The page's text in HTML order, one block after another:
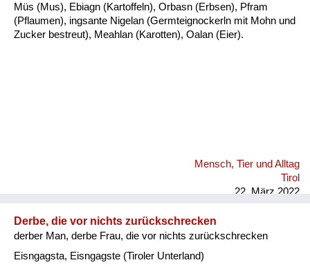
Müs (Mus), Ebiagn (Kartoffeln), Orbasn (Erbsen), Pfram
(Pflaumen), ingsante Nigelan (Germteignockerln mit Mohn und
Zucker bestreut), Meahlan (Karotten), Oalan (Eier).
Mensch, Tier und Alltag
Tirol
22. März 2022
Derbe, die vor nichts zurückschrecken
derber Man, derbe Frau, die vor nichts zurückschrecken
Eisngagsta, Eisngagste (Tiroler Unterland)